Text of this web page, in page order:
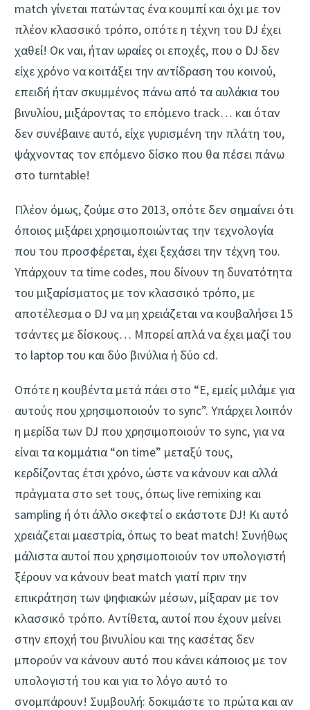
match γίνεται πατώντας ένα κουμπί και όχι με τον
πλέον κλασσικό τρόπο, οπότε η τέχνη του DJ έχει
χαθεί! Οκ ναι, ήταν ωραίες οι εποχές, που ο DJ δεν
είχε χρόνο να κοιτάξει την αντίδραση του κοινού,
επειδή ήταν σκυμμένος πάνω από τα αυλάκια του
βινυλίου, μιξάροντας το επόμενο track… και όταν
δεν συνέβαινε αυτό, είχε γυρισμένη την πλάτη του,
ψάχνοντας τον επόμενο δίσκο που θα πέσει πάνω
στο turntable!
Πλέον όμως, ζούμε στο 2013, οπότε δεν σημαίνει ότι
όποιος μιξάρει χρησιμοποιώντας την τεχνολογία
που του προσφέρεται, έχει ξεχάσει την τέχνη του.
Υπάρχουν τα time codes, που δίνουν τη δυνατότητα
του μιξαρίσματος με τον κλασσικό τρόπο, με
αποτέλεσμα ο DJ να μη χρειάζεται να κουβαλήσει 15
τσάντες με δίσκους… Μπορεί απλά να έχει μαζί του
το laptop του και δύο βινύλια ή δύο cd.
Οπότε η κουβέντα μετά πάει στο “Ε, εμείς μιλάμε για
αυτούς που χρησιμοποιούν τo sync”. Υπάρχει λοιπόν
η μερίδα των DJ που χρησιμοποιούν το sync, για να
είναι τα κομμάτια “on time” μεταξύ τους,
κερδίζοντας έτσι χρόνο, ώστε να κάνουν και αλλά
πράγματα στο set τους, όπως live remixing και
sampling ή ότι άλλο σκεφτεί ο εκάστοτε DJ! Κι αυτό
χρειάζεται μαεστρία, όπως το beat match! Συνήθως
μάλιστα αυτοί που χρησιμοποιούν τον υπολογιστή
ξέρουν να κάνουν beat match γιατί πριν την
επικράτηση των ψηφιακών μέσων, μίξαραν με τον
κλασσικό τρόπο. Αντίθετα, αυτοί που έχουν μείνει
στην εποχή του βινυλίου και της κασέτας δεν
μπορούν να κάνουν αυτό που κάνει κάποιος με τον
υπολογιστή του και για το λόγο αυτό το
σνομπάρουν! Συμβουλή: δοκιμάστε το πρώτα και αν